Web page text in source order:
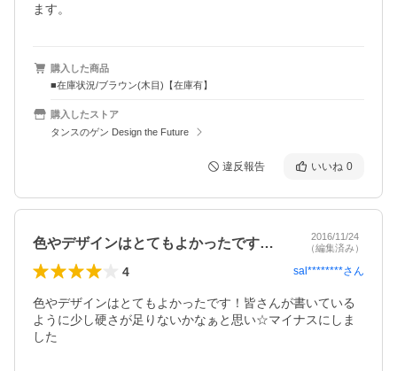
ます。
購入した商品
■在庫状況/ブラウン(木目)【在庫有】
購入したストア
タンスのゲン Design the Future
違反報告 いいね 0
色やデザインはとてもよかったです！皆さ…
2016/11/24
（編集済み）
4 sal********さん
色やデザインはとてもよかったです！皆さんが書いている
ように少し硬さが足りないかなぁと思い☆マイナスにしま
した